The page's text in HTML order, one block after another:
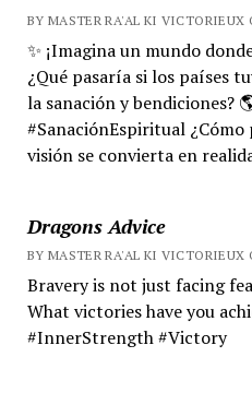
BY MASTER RA'AL KI VICTORIEUX
✨ ¡Imagina un mundo
¿Qué pasaría si los países
la sanación y bendiciones?
#SanaciónEspiritual ¿Cómo
visión se convierta en
Dragons Advice
BY MASTER RA'AL KI VICTORIEUX
Bravery is not just facing
What victories have you
#InnerStrength #Victory